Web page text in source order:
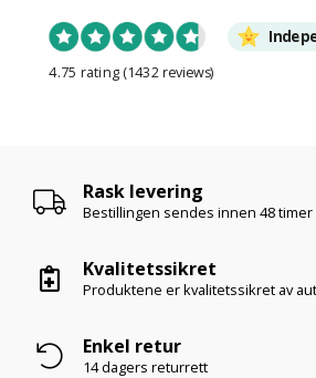
4.75 rating (1432 reviews)
Rask levering
Bestillingen sendes innen 48 timer
Kvalitetssikret
Produktene er kvalitetssikret av
Enkel retur
14 dagers returrett